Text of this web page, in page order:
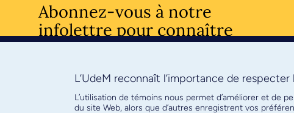
Abonnez-vous à notre
infolettre pour connaître
l’actualité facultaire
S'ABONNER
L’UdeM reconnaît l’importance de respecter
L’utilisation de témoins nous permet d’améliorer et de
du site Web, alors que d’autres enregistrent vos